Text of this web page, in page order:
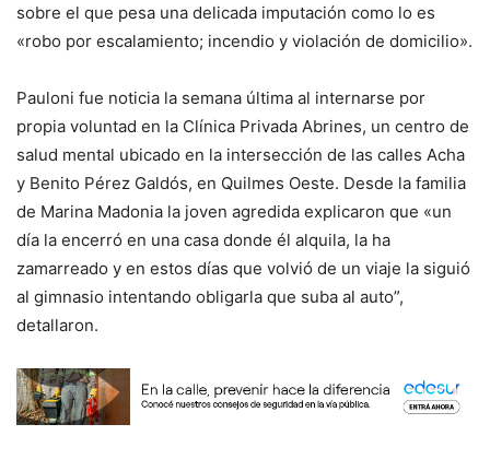
sobre el que pesa una delicada imputación como lo es
«robo por escalamiento; incendio y violación de domicilio».
Pauloni fue noticia la semana última al internarse por
propia voluntad en la Clínica Privada Abrines, un centro de
salud mental ubicado en la intersección de las calles Acha
y Benito Pérez Galdós, en Quilmes Oeste. Desde la familia
de Marina Madonia la joven agredida explicaron que «un
día la encerró en una casa donde él alquila, la ha
zamarreado y en estos días que volvió de un viaje la siguió
al gimnasio intentando obligarla que suba al auto”,
detallaron.